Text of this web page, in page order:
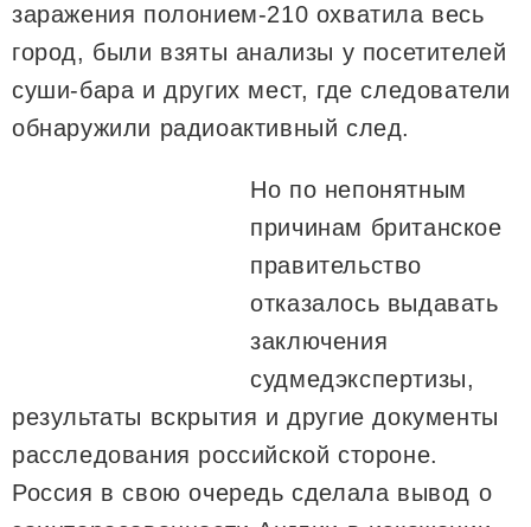
заражения полонием-210 охватила весь
город, были взяты анализы у посетителей
суши-бара и других мест, где следователи
обнаружили радиоактивный след.
Но по непонятным
причинам британское
правительство
отказалось выдавать
заключения
судмедэкспертизы,
результаты вскрытия и другие документы
расследования российской стороне.
Россия в свою очередь сделала вывод о